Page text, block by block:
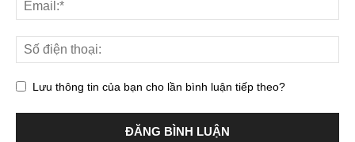
Lưu thông tin của bạn cho lần bình luận tiếp theo?